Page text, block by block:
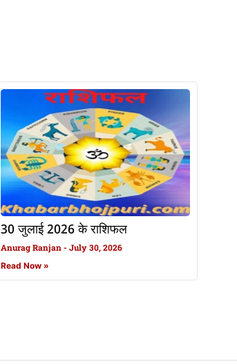
30 जुलाई 2026 के राशिफल
Anurag Ranjan July 30, 2026
Read Now »